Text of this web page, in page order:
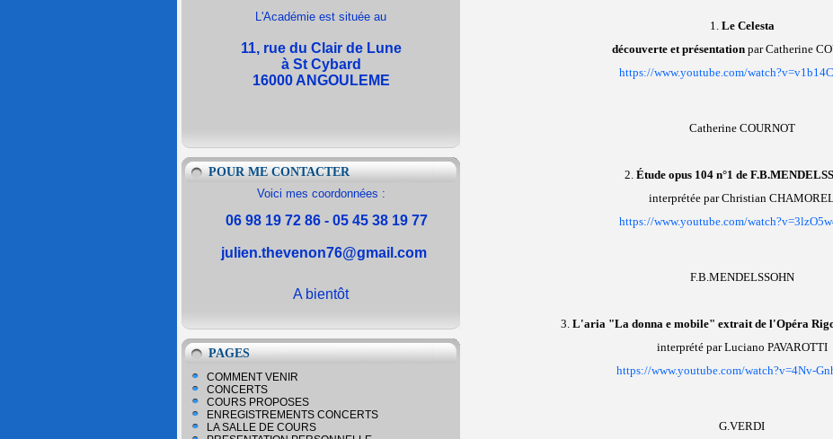
L'Académie est située au
11, rue du Clair de Lune
à St Cybard
16000 ANGOULEME
POUR ME CONTACTER
Voici mes coordonnées :
06 98 19 72 86 - 05 45 38 19 77
julien.thevenon76@gmail.com
A bientôt
PAGES
COMMENT VENIR
CONCERTS
COURS PROPOSES
ENREGISTREMENTS CONCERTS
LA SALLE DE COURS
1. Le Celesta
découverte et présentation par Catherine
https://www.youtube.com/
Catherine COURNOT
2. Étude opus 104 n°1 de
interprétée par Christian
https://www.youtube.com/
F.B.MENDELSSOHN
3. L'aria "La donna e mobile" extrait de l'Opéra
interprété par Luciano PAVAROTTI
https://www.youtube.com/watch?v=4Nv-
G.VERDI